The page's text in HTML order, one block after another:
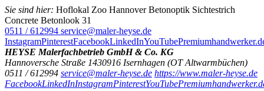
Sie sind hier: Hoflokal Zoo Hannover Betonoptik Sichtestrich
Concrete Betonlook 31
0511 / 612994 service@maler-heyse.de
InstagramPinterestFacebookLinkedInYouTube
HEYSE Malerfachbetrieb GmbH & Co. KG
Hannoversche Straße 1430916 Isernhagen (OT Altwarmbüchen)
0511 / 612994 service@maler-heyse.de https://www.maler-heyse.de
FacebookLinkedInInstagramPinterestYouTube